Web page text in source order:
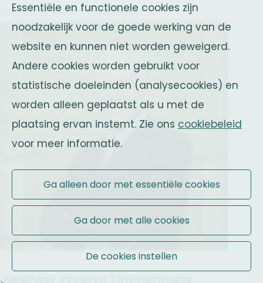
Essentiële en functionele cookies zijn
noodzakelijk voor de goede werking van de
website en kunnen niet worden geweigerd.
Andere cookies worden gebruikt voor
statistische doeleinden (analysecookies) en
worden alleen geplaatst als u met de
plaatsing ervan instemt. Zie ons cookiebeleid
voor meer informatie.
Ga alleen door met essentiële cookies
Ga door met alle cookies
De cookies instellen
Voorzitter West-Vlaanderen
Jonkheer Jocelyn Timmermans